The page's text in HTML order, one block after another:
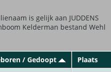
is gelijk aan JUDDENS
Kelderman bestand Wehl
/ Gedoopt
Plaats